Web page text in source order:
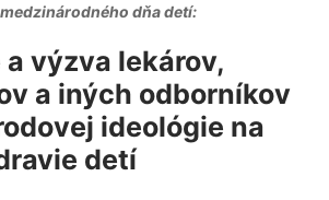
dňa detí:
výzva lekárov,
a iných odborníkov
ideológie na
detí